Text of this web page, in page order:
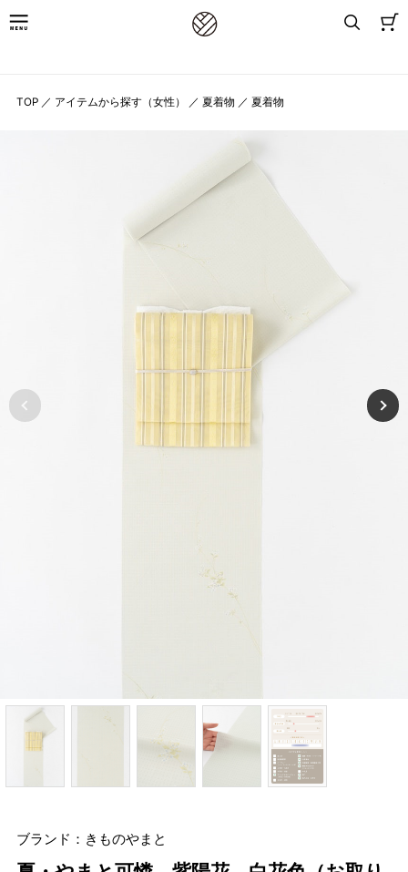
TOP ／ アイテムから探す（女性） ／ 夏着物 ／ 夏着物
ブランド：きものやまと